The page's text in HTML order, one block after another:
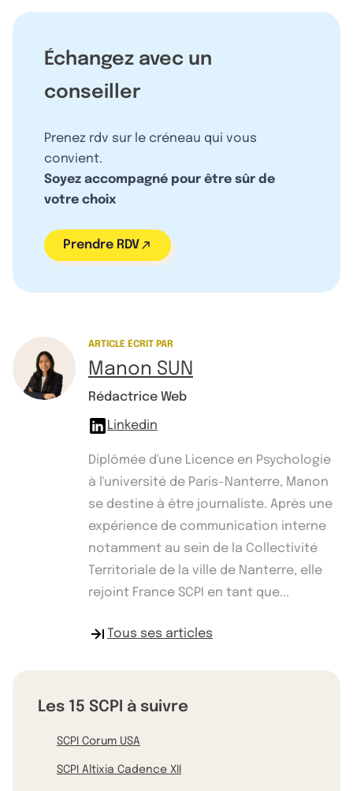
Échangez avec un
conseiller
Prenez rdv sur le créneau qui vous
convient.
Soyez accompagné pour être sûr de
votre choix
Prendre RDV
ARTICLE ÉCRIT PAR
Manon SUN
Rédactrice Web
Linkedin
Diplômée d'une Licence en Psychologie
à l'université de Paris-Nanterre, Manon
se destine à être journaliste. Après une
expérience de communication interne
notamment au sein de la Collectivité
Territoriale de la ville de Nanterre, elle
rejoint France SCPI en tant que...
Tous ses articles
Les 15 SCPI à suivre
SCPI Corum USA
SCPI Altixia Cadence XII